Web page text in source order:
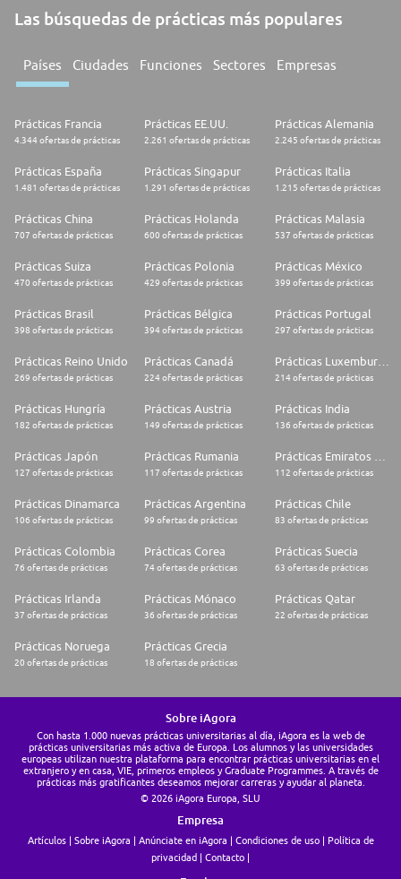
Las búsquedas de prácticas más populares
Países Ciudades Funciones Sectores Empresas
Prácticas Francia
4.344 ofertas de prácticas
Prácticas EE.UU.
2.261 ofertas de prácticas
Prácticas Alemania
2.245 ofertas de prácticas
Prácticas España
1.481 ofertas de prácticas
Prácticas Singapur
1.291 ofertas de prácticas
Prácticas Italia
1.215 ofertas de prácticas
Prácticas China
707 ofertas de prácticas
Prácticas Holanda
600 ofertas de prácticas
Prácticas Malasia
537 ofertas de prácticas
Prácticas Suiza
470 ofertas de prácticas
Prácticas Polonia
429 ofertas de prácticas
Prácticas México
399 ofertas de prácticas
Prácticas Brasil
398 ofertas de prácticas
Prácticas Bélgica
394 ofertas de prácticas
Prácticas Portugal
297 ofertas de prácticas
Prácticas Reino Unido
269 ofertas de prácticas
Prácticas Canadá
224 ofertas de prácticas
Prácticas Luxemburgo
214 ofertas de prácticas
Prácticas Hungría
182 ofertas de prácticas
Prácticas Austria
149 ofertas de prácticas
Prácticas India
136 ofertas de prácticas
Prácticas Japón
127 ofertas de prácticas
Prácticas Rumania
117 ofertas de prácticas 112 ofertas de prácticas
Prácticas Dinamarca
106 ofertas de prácticas
Prácticas Argentina
99 ofertas de prácticas
Prácticas Chile
83 ofertas de prácticas
Prácticas Colombia
76 ofertas de prácticas
Prácticas Corea
74 ofertas de prácticas
Prácticas Suecia
63 ofertas de prácticas
Prácticas Irlanda
37 ofertas de prácticas
Prácticas Mónaco
36 ofertas de prácticas
Prácticas Qatar
22 ofertas de prácticas
Prácticas Noruega
20 ofertas de prácticas
Prácticas Grecia
18 ofertas de prácticas
Sobre iAgora
Con hasta 1.000 nuevas prácticas universitarias al día, iAgora es la web de
prácticas universitarias más activa de Europa. Los alumnos y las universidades
europeas utilizan nuestra plataforma para encontrar prácticas universitarias en el
extranjero y en casa, VIE, primeros empleos y Graduate Programmes. A través de
prácticas más gratificantes deseamos mejorar carreras y ayudar al planeta.
© 2026 iAgora Europa, SLU
Empresa
Artículos Sobre iAgora Anúnciate en iAgora Condiciones de uso
Política de
privacidad
Contacto